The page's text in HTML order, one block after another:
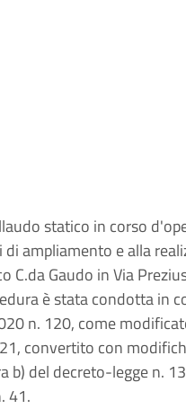
statico in corso
ampliamento e alla
C.da Gaudo in Via
è stata condotta in
n. 120, come
convertito con
del decreto-legge n.
41.